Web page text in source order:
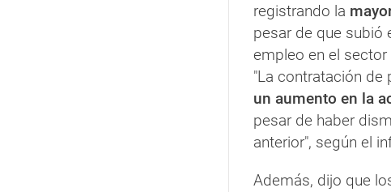
registrando la
pesar de que subió
empleo en el
"La contratación de
un aumento en la
pesar de haber
anterior", según el
Además, dijo que